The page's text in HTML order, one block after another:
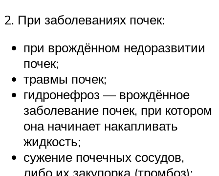
2. При заболеваниях почек:
при врождённом недоразвитии
почек;
травмы почек;
гидронефроз — врождённое
заболевание почек, при котором
она начинает накапливать
жидкость;
сужение почечных сосудов,
либо их закупорка (тромбоз);